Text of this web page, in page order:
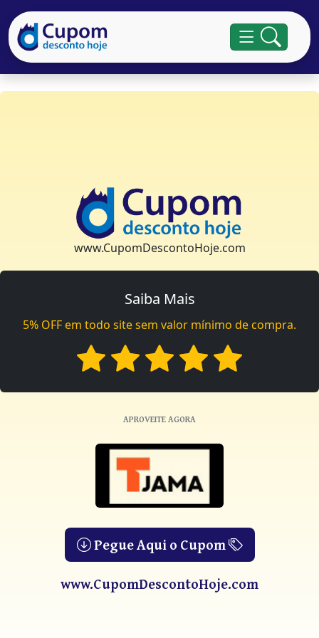
www.CupomDescontoHoje.com
Saiba Mais
5% OFF em todo site sem valor mínimo de compra.
APROVEITE AGORA
Pegue Aqui o Cupom
www.CupomDescontoHoje.com